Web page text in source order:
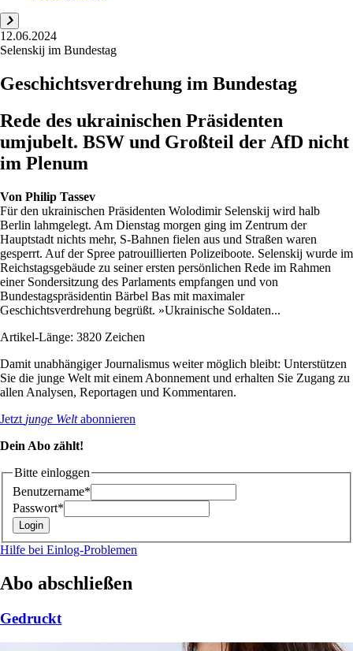
12.06.2024
Selenskij im Bundestag
Geschichtsverdrehung im Bundestag
Rede des ukrainischen Präsidenten
umjubelt. BSW und Großteil der AfD nicht
im Plenum
Von Philip Tassev
Für den ukrainischen Präsidenten Wolodimir Selenskij wird halb
Berlin lahmgelegt. Am Dienstag morgen ging im Zentrum der
Hauptstadt nichts mehr, S-Bahnen fielen aus und Straßen waren
gesperrt. Auf der Spree patrouillierten Polizeiboote. Selenskij wurde im
Reichstagsgebäude zu seiner ersten persönlichen Rede im Rahmen
einer Sondersitzung des Parlaments empfangen und von
Bundestagspräsidentin Bärbel Bas mit maximaler
Geschichtsverdrehung begrüßt. »Ukrainische Soldaten...
Artikel-Länge: 3820 Zeichen
Damit unabhängiger Journalismus weiter möglich bleibt: Unterstützen
Sie die junge Welt mit einem Abonnement und erhalten Sie Zugang zu
allen Analysen, Reportagen und Kommentaren.
Jetzt junge Weltabonnieren
Dein Abo zählt!
Bitte einloggen
Benutzername*
Passwort*
Hilfe bei Einlog-Problemen
Abo abschließen
Gedruckt